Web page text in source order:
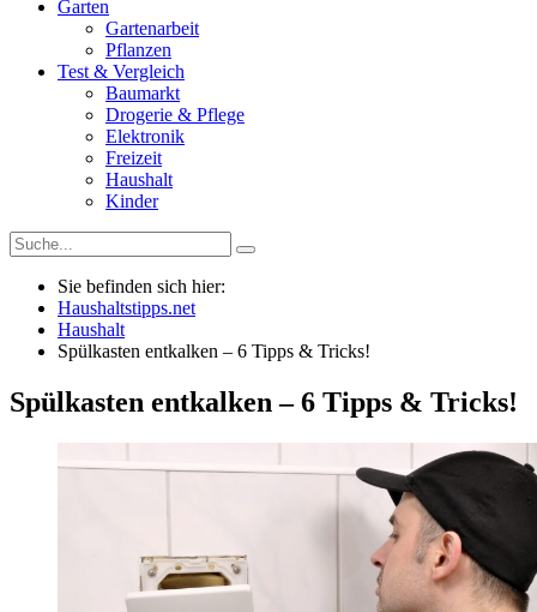
Garten
Gartenarbeit
Pflanzen
Test & Vergleich
Baumarkt
Drogerie & Pflege
Elektronik
Freizeit
Haushalt
Kinder
Sie befinden sich hier:
Haushaltstipps.net
Haushalt
Spülkasten entkalken – 6 Tipps & Tricks!
Spülkasten entkalken – 6 Tipps & Tricks!